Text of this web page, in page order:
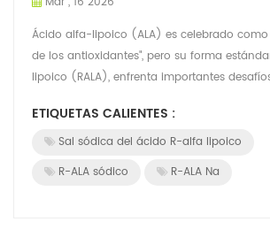
Ácido alfa-lipoico (ALA) es celebrado
de los antioxidantes", pero su forma
lipoico (RALA), enfrenta importantes
ETIQUETAS CALIENTES :
Sal sódica del ácido R-alfa lipoico
R-ALA sódico
R-ALA Na